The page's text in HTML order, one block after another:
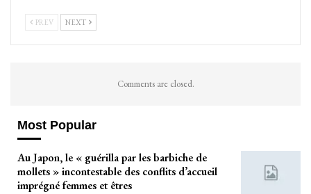
PREV NEXT
Comments are closed.
Most Popular
Au Japon, le « guérilla par les barbiche de
mollets » incontestable des conflits d’accueil
imprégné femmes et êtres